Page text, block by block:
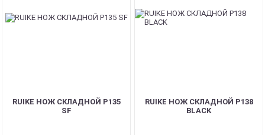
RUIKE НОЖ СКЛАДНОЙ P135
SF
RUIKE НОЖ СКЛАДНОЙ P138
BLACK